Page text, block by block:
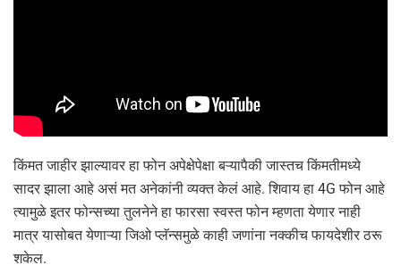
किंमत जाहीर झाल्यावर हा फोन अपेक्षेपेक्षा बऱ्यापैकी जास्तच किंमतीमध्ये
सादर झाला आहे असं मत अनेकांनी व्यक्त केलं आहे. शिवाय हा 4G फोन आहे
त्यामुळे इतर फोन्सच्या तुलनेने हा फारसा स्वस्त फोन म्हणता येणार नाही
मात्र यासोबत येणाऱ्या जिओ प्लॅन्समुळे काही जणांना नक्कीच फायदेशीर ठरू
शकेल.